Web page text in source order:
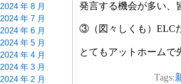
2024 年 8 月
2024 年 7 月
2024 年 6 月
2024 年 5 月
2024 年 4 月
2024 年 3 月
2024 年 2 月
発言する機会が多い、
③（図々しくも）ELC
とてもアットホームで
Tags: